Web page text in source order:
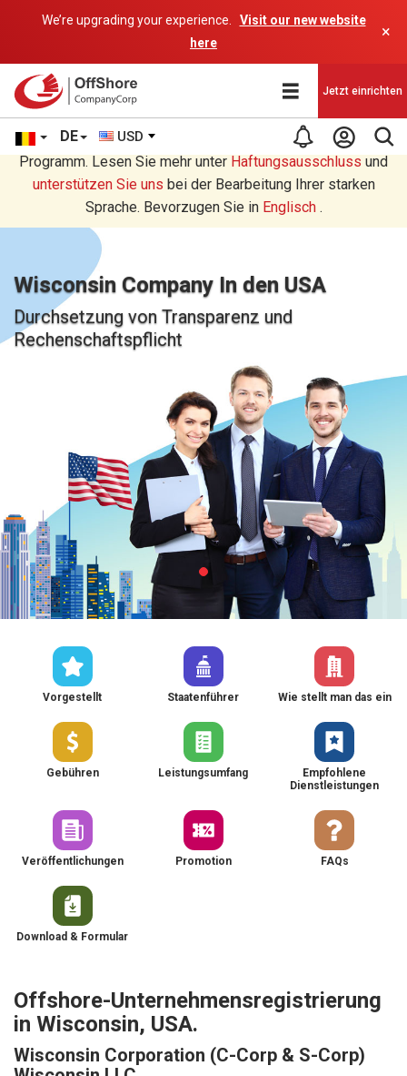
We’re upgrading your experience.
Visit our new website
here
×
DE USD
Jetzt einrichten
Sie lesen eine Deutsche Übersetzung durch ein AI-
Programm. Lesen Sie mehr unter Haftungsausschluss und
unterstützen Sie uns bei der Bearbeitung Ihrer starken
Sprache. Bevorzugen Sie in Englisch.
Wisconsin Company In den USA
Durchsetzung von Transparenz und
Rechenschaftspflicht
Vorgestellt Staatenführer Wie stellt man das ein
Gebühren Leistungsumfang
Empfohlene
Dienstleistungen
Veröffentlichungen Promotion FAQs
Download & Formular
Offshore-Unternehmensregistrierung
in Wisconsin, USA.
Wisconsin Corporation (C-Corp & S-Corp)